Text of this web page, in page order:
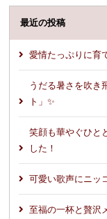
最近の投稿
愛情たっぷりに育
うだる暑さを吹き
ト」✨
笑顔も華やぐひと
した！
可愛い歌声にニッ
至福の一杯と贅沢